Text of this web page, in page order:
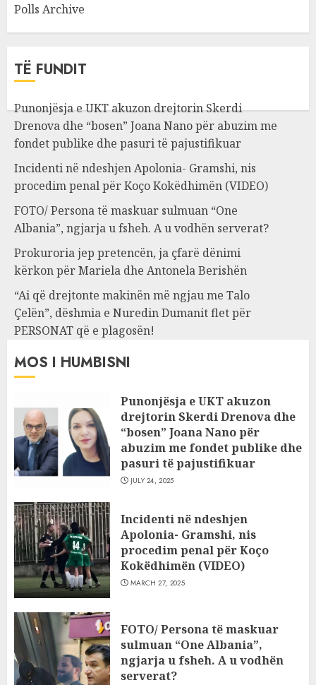
Polls Archive
TË FUNDIT
Punonjësja e UKT akuzon drejtorin Skerdi
Drenova dhe “bosen” Joana Nano për abuzim me
fondet publike dhe pasuri të pajustifikuar
Incidenti në ndeshjen Apolonia- Gramshi, nis
procedim penal për Koço Kokëdhimën (VIDEO)
FOTO/ Persona të maskuar sulmuan “One
Albania”, ngjarja u fsheh. A u vodhën serverat?
Prokuroria jep pretencën, ja çfarë dënimi
kërkon për Mariela dhe Antonela Berishën
“Ai që drejtonte makinën më ngjau me Talo
Çelën”, dëshmia e Nuredin Dumanit flet për
PERSONAT që e plagosën!
MOS I HUMBISNI
Punonjësja e UKT akuzon
drejtorin Skerdi Drenova dhe
“bosen” Joana Nano për
abuzim me fondet publike dhe
pasuri të pajustifikuar
JULY 24, 2025
Incidenti në ndeshjen
Apolonia- Gramshi, nis
procedim penal për Koço
Kokëdhimën (VIDEO)
MARCH 27, 2025
FOTO/ Persona të maskuar
sulmuan “One Albania”,
ngjarja u fsheh. A u vodhën
serverat?